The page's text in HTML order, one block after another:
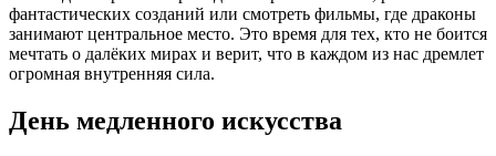
фантастических созданий или смотреть фильмы, где драконы
занимают центральное место. Это время для тех, кто не боится
мечтать о далёких мирах и верит, что в каждом из нас дремлет
огромная внутренняя сила.
День медленного искусства